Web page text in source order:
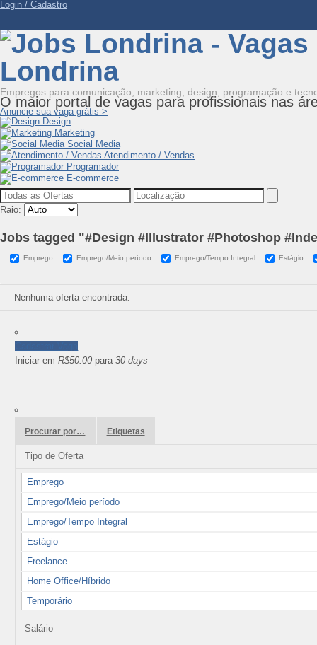
Login / Cadastro
Empregos para comunicação, marketing, design, programação e
O maior portal de vagas para profissionais nas
Anuncie sua vaga grátis >
Design
Marketing
Social Media
Atendimento / Vendas
Programador
E-commerce
Raio:
Jobs tagged "#Design #Illustrator #Photoshop
Emprego Emprego/Meio período Emprego/Tempo Integral Estágio
Nenhuma oferta encontrada.
Cadastrar Vaga
Iniciar emR$50.00 para30 days
Procurar por… Etiquetas
Tipo de Oferta
Emprego
Emprego/Meio período
Emprego/Tempo Integral
Estágio
Freelance
Home Office/Híbrido
Temporário
Salário